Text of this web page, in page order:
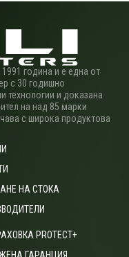
година и е една от
с 30 годишно
технологии и доказана
на над 85 марки
с широка продуктова
НА СТОКА
PROTECT+